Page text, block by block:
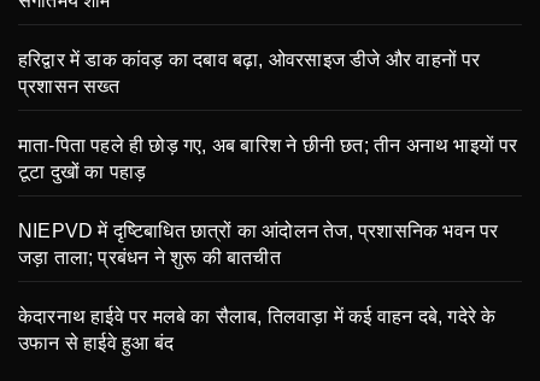
हरिद्वार में डाक कांवड़ का दबाव बढ़ा, ओवरसाइज डीजे और वाहनों पर
प्रशासन सख्त
माता-पिता पहले ही छोड़ गए, अब बारिश ने छीनी छत; तीन अनाथ भाइयों पर
टूटा दुखों का पहाड़
NIEPVD में दृष्टिबाधित छात्रों का आंदोलन तेज, प्रशासनिक भवन पर
जड़ा ताला; प्रबंधन ने शुरू की बातचीत
केदारनाथ हाईवे पर मलबे का सैलाब, तिलवाड़ा में कई वाहन दबे, गदेरे के
उफान से हाईवे हुआ बंद